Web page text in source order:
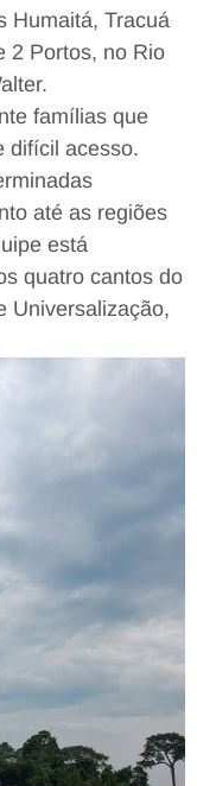
Humaitá, Tracuá
2 Portos, no Rio
famílias que
difícil acesso.
até as regiões
está
quatro cantos do
Universalização,